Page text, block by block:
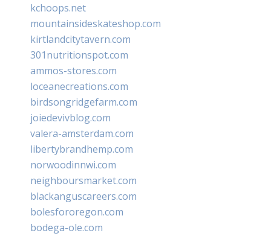
kchoops.net
mountainsideskateshop.com
kirtlandcitytavern.com
301nutritionspot.com
ammos-stores.com
loceanecreations.com
birdsongridgefarm.com
joiedevivblog.com
valera-amsterdam.com
libertybrandhemp.com
norwoodinnwi.com
neighboursmarket.com
blackanguscareers.com
bolesfororegon.com
bodega-ole.com